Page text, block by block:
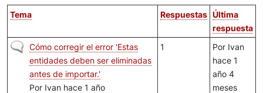
Tema Respuestas Última
respuesta
Discusión normal
Cómo corregir el error 'Estas
entidades deben ser eliminadas
antes de importar.'
Por Ivan hace 1 año
1 Por Ivan
hace 1
año 4
meses